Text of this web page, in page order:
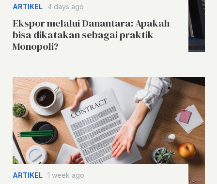
ARTIKEL 4 days ago
Ekspor melalui Danantara: Apakah
bisa dikatakan sebagai praktik
Monopoli?
ARTIKEL 1 week ago